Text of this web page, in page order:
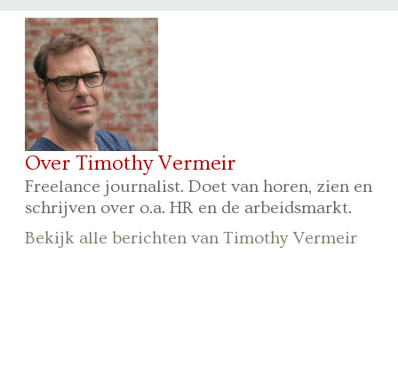
Over Timothy Vermeir
Freelance journalist. Doet van horen, zien en
schrijven over o.a. HR en de arbeidsmarkt.
Bekijk alle berichten van Timothy Vermeir